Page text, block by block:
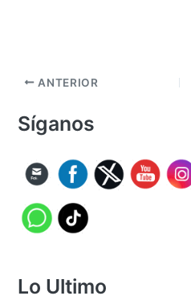
ANTERIOR
Síganos
Lo Ultimo